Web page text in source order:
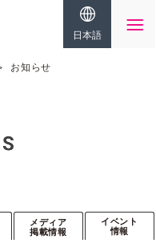
日本語
お知らせ
メディア
掲載情報
イベント
情報